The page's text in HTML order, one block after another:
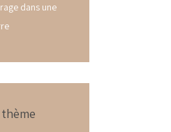
dans une